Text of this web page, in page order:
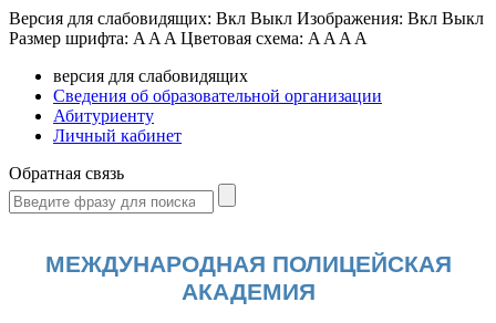
Версия для слабовидящих: Вкл Выкл Изображения: Вкл Выкл
Размер шрифта: A A A Цветовая схема: A A A A
версия для слабовидящих
Сведения об образовательной организации
Абитуриенту
Личный кабинет
Обратная связь
МЕЖДУНАРОДНАЯ ПОЛИЦЕЙСКАЯ
АКАДЕМИЯ